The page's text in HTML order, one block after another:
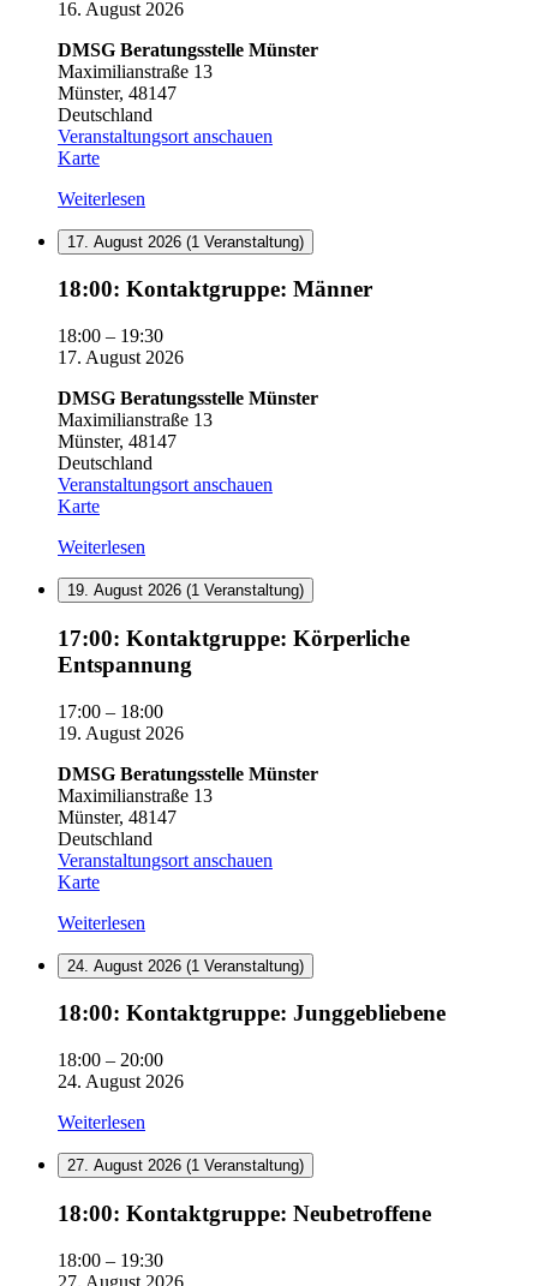
16. August 2026
DMSG Beratungsstelle Münster
Maximilianstraße 13
Münster, 48147
Deutschland
Veranstaltungsort anschauen
KarteDMSG
Münster
Weiterlesen
17. August 2026 (1 Veranstaltung)
18:00:
Männer
18:00: Kontaktgruppe: Männer
18:00 – 19:30
17. August 2026
DMSG Beratungsstelle Münster
Maximilianstraße 13
Münster, 48147
Deutschland
Veranstaltungsort anschauen
KarteDMSG
Münster
Weiterlesen
19. August 2026 (1 Veranstaltung)
17:00:
Kontaktgruppe:
Körperliche
17:00: Kontaktgruppe: Körperliche
Entspannung
17:00 – 18:00
19. August 2026
DMSG Beratungsstelle Münster
Maximilianstraße 13
Münster, 48147
Deutschland
Veranstaltungsort anschauen
KarteDMSG
Münster
Weiterlesen
24. August 2026 (1 Veranstaltung)
18:00:
Junggebliebene
18:00: Kontaktgruppe: Junggebliebene
18:00 – 20:00
24. August 2026
Weiterlesen
27. August 2026 (1 Veranstaltung)
18:00:
Neubetroffene
18:00: Kontaktgruppe: Neubetroffene
18:00 – 19:30
27. August 2026